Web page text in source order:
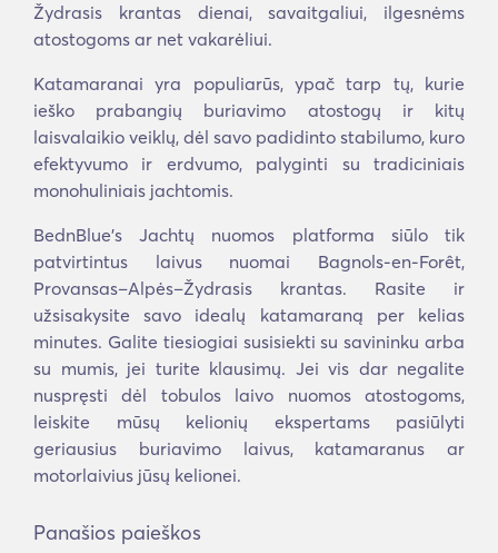
Žydrasis krantas dienai, savaitgaliui, ilgesnėms
atostogoms ar net vakarėliui.
Katamaranai yra populiarūs, ypač tarp tų, kurie
ieško prabangių buriavimo atostogų ir kitų
laisvalaikio veiklų, dėl savo padidinto stabilumo, kuro
efektyvumo ir erdvumo, palyginti su tradiciniais
monohuliniais jachtomis.
BednBlue's Jachtų nuomos platforma siūlo tik
patvirtintus laivus nuomai Bagnols-en-Forêt,
Provansas–Alpės–Žydrasis krantas. Rasite ir
užsisakysite savo idealų katamaraną per kelias
minutes. Galite tiesiogiai susisiekti su savininku arba
su mumis, jei turite klausimų. Jei vis dar negalite
nuspręsti dėl tobulos laivo nuomos atostogoms,
leiskite mūsų kelionių ekspertams pasiūlyti
geriausius buriavimo laivus, katamaranus ar
motorlaivius jūsų kelionei.
Panašios paieškos